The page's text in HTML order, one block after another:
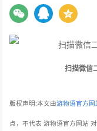
扫描微信
版权声明:本文由游物语官方网
点，不代表 游物语官方网站